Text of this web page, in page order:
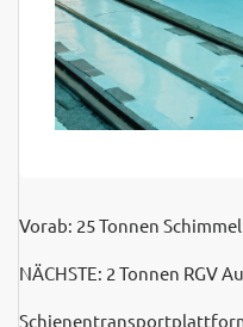
Vorab: 25 Tonnen
NÄCHSTE: 2 Tonnen RGV